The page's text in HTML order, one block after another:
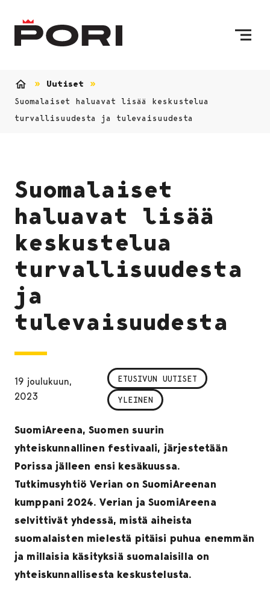
Uutiset
Suomalaiset haluavat lisää keskustelua
turvallisuudesta ja tulevaisuudesta
Suomalaiset
haluavat lisää
keskustelua
turvallisuudesta
ja
tulevaisuudesta
19 joulukuun,
2023
ETUSIVUN UUTISET
YLEINEN
SuomiAreena, Suomen suurin
yhteiskunnallinen festivaali, järjestetään
Porissa jälleen ensi kesäkuussa.
Tutkimusyhtiö Verian on SuomiAreenan
kumppani 2024. Verian ja SuomiAreena
selvittivät yhdessä, mistä aiheista
suomalaisten mielestä pitäisi puhua enemmän
ja millaisia käsityksiä suomalaisilla on
yhteiskunnallisesta keskustelusta.